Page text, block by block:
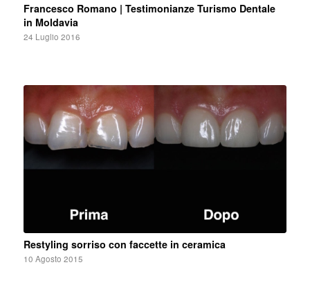
Francesco Romano | Testimonianze Turismo Dentale
in Moldavia
24 Luglio 2016
Restyling sorriso con faccette in ceramica
10 Agosto 2015